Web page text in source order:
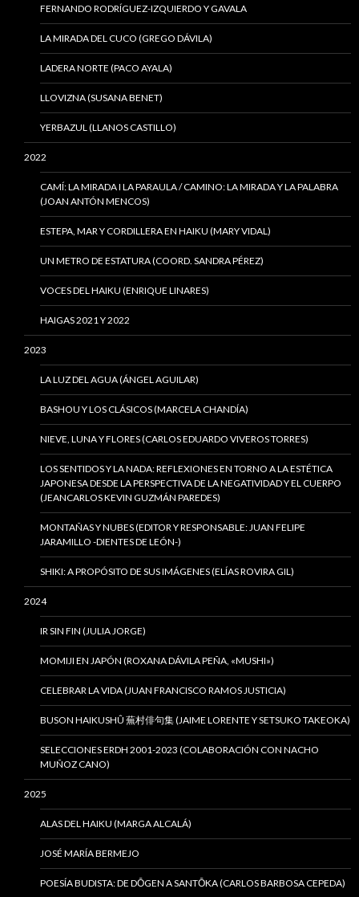
FERNANDO RODRÍGUEZ-IZQUIERDO Y GAVALA
LA MIRADA DEL CUCO (GREGO DÁVILA)
LADERA NORTE (PACO AYALA)
LLOVIZNA (SUSANA BENET)
YERBAZUL (LLANOS CASTILLO)
2022
CAMÍ: LA MIRADA I LA PARAULA / CAMINO: LA MIRADA Y LA PALABRA
(JOAN ANTÓN MENCOS)
ESTEPA, MAR Y CORDILLERA EN HAIKU (MARY VIDAL)
UN METRO DE ESTATURA (COORD. SANDRA PÉREZ)
VOCES DEL HAIKU (ENRIQUE LINARES)
HAIGAS 2021 Y 2022
2023
LA LUZ DEL AGUA (ÁNGEL AGUILAR)
BASHOU Y LOS CLÁSICOS (MARCELA CHANDÍA)
NIEVE, LUNA Y FLORES (CARLOS EDUARDO VIVEROS TORRES)
LOS SENTIDOS Y LA NADA: REFLEXIONES EN TORNO A LA ESTÉTICA
JAPONESA DESDE LA PERSPECTIVA DE LA NEGATIVIDAD Y EL CUERPO
(JEANCARLOS KEVIN GUZMÁN PAREDES)
MONTAÑAS Y NUBES (EDITOR Y RESPONSABLE: JUAN FELIPE
JARAMILLO -DIENTES DE LEÓN-)
SHIKI: A PROPÓSITO DE SUS IMÁGENES (ELÍAS ROVIRA GIL)
2024
IR SIN FIN (JULIA JORGE)
MOMIJI EN JAPÓN (ROXANA DÁVILA PEÑA, «MUSHI»)
CELEBRAR LA VIDA (JUAN FRANCISCO RAMOS JUSTICIA)
BUSON HAIKUSHÛ 蕪村俳句集 (JAIME LORENTE Y SETSUKO TAKEOKA)
SELECCIONES ERDH 2001-2023 (COLABORACIÓN CON NACHO
MUÑOZ CANO)
2025
ALAS DEL HAIKU (MARGA ALCALÁ)
JOSÉ MARÍA BERMEJO
POESÍA BUDISTA: DE DŌGEN A SANTŌKA (CARLOS BARBOSA CEPEDA)